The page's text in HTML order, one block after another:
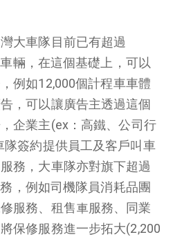
大車隊目前已有超過
輛，在這個基礎上，可以
例如12,000個計程車車體
，可以讓廣告主透過這個
企業主(ex：高鐵、公司行
簽約提供員工及客戶叫車
務，大車隊亦對旗下超過
，例如司機隊員消耗品團
服務、租售車服務、同業
保修服務進一步拓大(2,200